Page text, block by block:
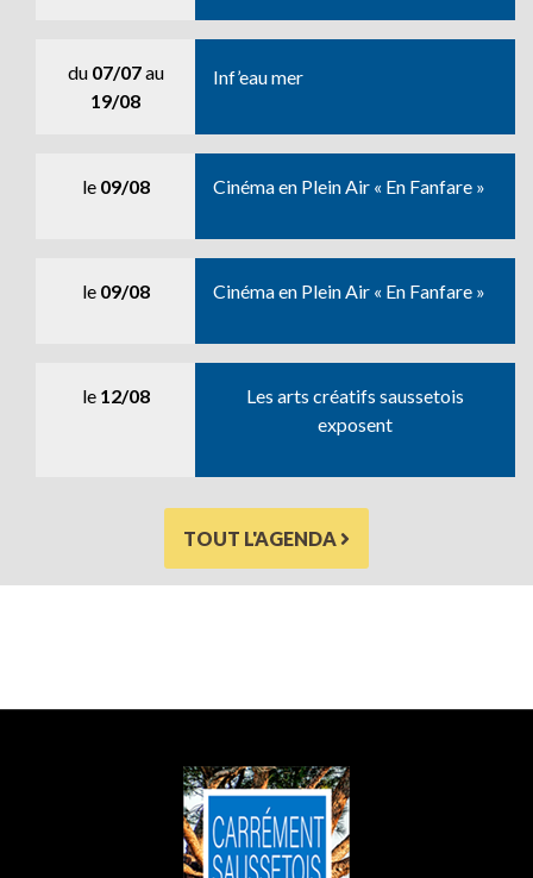
du 07/07au
19/08
Inf’eau mer
le 09/08 Cinéma en Plein Air « En Fanfare »
le 09/08 Cinéma en Plein Air « En Fanfare »
le 12/08
Les arts créatifs saussetois
exposent
TOUT L'AGENDA